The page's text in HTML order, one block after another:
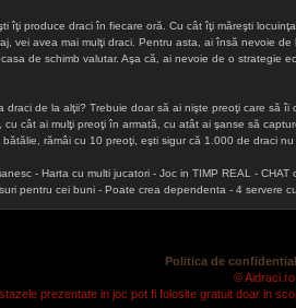
îţi produce draci în fiecare oră. Cu cât îţi măreşti
vei avea mai mulţi draci. Pentru asta, ai însă nevoie
de schimb valutar. Aşa că, ai nevoie de o strategie
draci de la alţii? Trebuie doar să ai nişte preoţi care să
cât ai mulţi preoţi în armată, cu atât ai şanse să
rămâi cu 10 preoţi, eşti sigur că 1.000 de draci
- Harta cu multi jucatori - Joc in TIMP REAL -
pentru cei buni - Poate crea dependenta - 4 servere
Politica de
©
prezentate in joc pot fi folosite gratuit doar in